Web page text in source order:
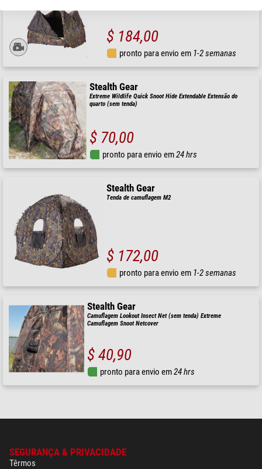
$ 184,00
pronto para envio em 1-2 semanas
Stealth Gear
Extreme Wildlife Quick Snoot Hide Extendable Extensão do
quarto (sem tenda)
$ 70,00
pronto para envio em24 hrs
Stealth Gear
Tenda de camuflagem M2
$ 172,00
pronto para envio em 1-2 semanas
Stealth Gear
Camuflagem Lookout Insect Net (sem tenda) Extreme
Camuflagem Snoot Netcover
$ 40,90
pronto para envio em24 hrs
SEGURANÇA & PRIVACIDADE
Têrmos